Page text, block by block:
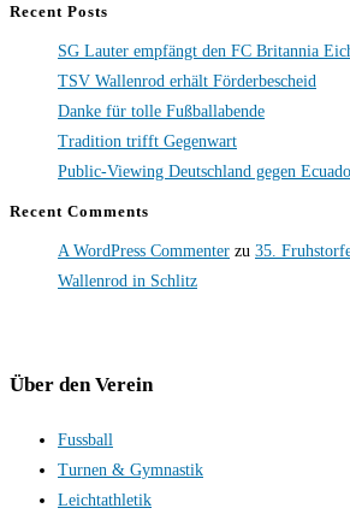
Recent Posts
SG Lauter empfängt den FC Britannia
TSV Wallenrod erhält Förderbescheid
Danke für tolle Fußballabende
Tradition trifft Gegenwart
Public-Viewing Deutschland gegen
Recent Comments
A WordPress Commenter zu 35.
Wallenrod in Schlitz
Über den Verein
Fussball
Turnen & Gymnastik
Leichtathletik